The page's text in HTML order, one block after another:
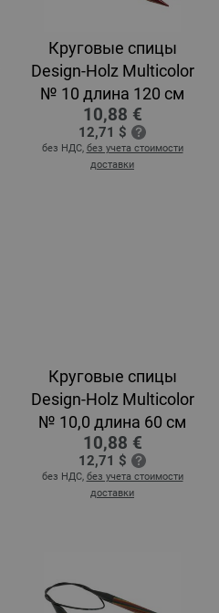
Круговые спицы
Design-Holz Multicolor
№ 10 длина 120 см
10,88 €
12,71 $
без НДС, без учета стоимости
доставки
Круговые спицы
Design-Holz Multicolor
№ 10,0 длина 60 см
10,88 €
12,71 $
без НДС, без учета стоимости
доставки